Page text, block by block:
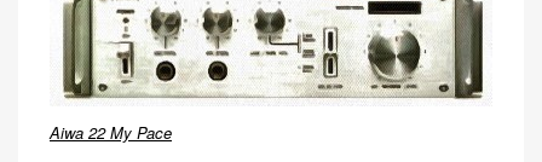
Aiwa 22 My Pace